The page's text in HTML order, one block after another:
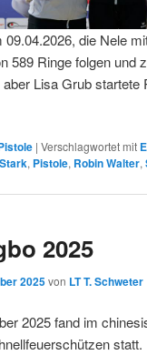
die Nele
589 Ringe folgen und
Lisa Grub
| Verschlagwortet mit
, Pistole, Robin Walter,
2025
2025von LT T. Schweter
2025 fand im
statt.